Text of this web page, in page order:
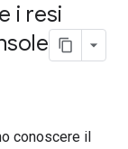
i resi
conoscere il